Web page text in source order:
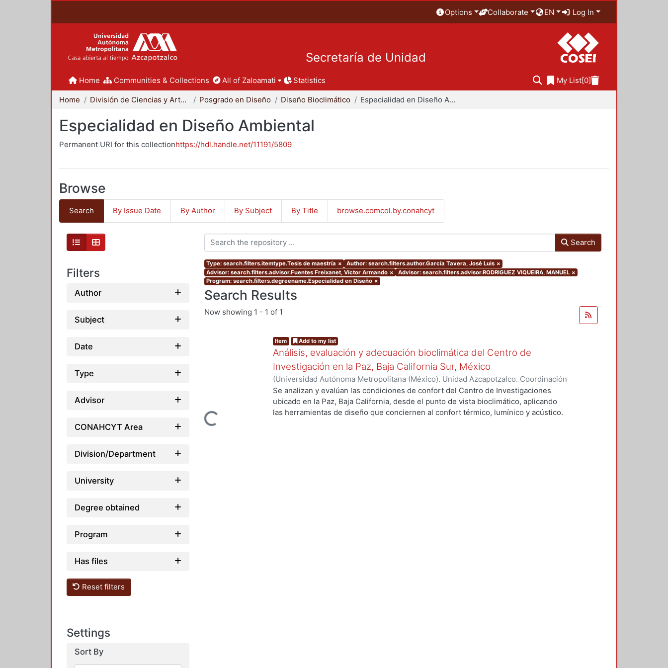
Options Collaborate EN Log In
Secretaría de Unidad
Home Communities & Collections All of Zaloamati Statistics My List[0]
Home División de Ciencias y Artes para el Diseño Posgrado en Diseño Diseño Bioclimático Especialidad en Diseño Ambiental
Especialidad en Diseño Ambiental
Permanent URI for this collectionhttps://hdl.handle.net/11191/5809
Browse
Search By Issue Date By Author By Subject By Title browse.comcol.by.conahcyt
Filters
Author
Subject
Date
Type
Advisor
CONAHCYT Area
Division/Department
University
Degree obtained
Program
Has files
Reset filters
Settings
Sort By
Search
Type: search.filters.itemtype.Tesis de maestría × Author: search.filters.author.García Tavera, José Luis ×
Advisor: search.filters.advisor.Fuentes Freixanet, Víctor Armando × Advisor: search.filters.advisor.RODRIGUEZ VIQUEIRA, MANUEL ×
Program: search.filters.degreename.Especialidad en Diseño ×
Search Results
Now showing 1 - 1 of 1
Loading...
Item Add to my list
Análisis, evaluación y adecuación bioclimática del Centro de
Investigación en la Paz, Baja California Sur, México
(Universidad Autónoma Metropolitana (México). Unidad Azcapotzalco. Coordinación
de Servicios de Información.,1999-12 )García Tavera, José Luis
Se analizan y evalúan las condiciones de confort del Centro de Investigaciones
ubicado en la Paz, Baja California, desde el punto de vista bioclimático, aplicando
las herramientas de diseño que conciernen al confort térmico, lumínico y acústico.